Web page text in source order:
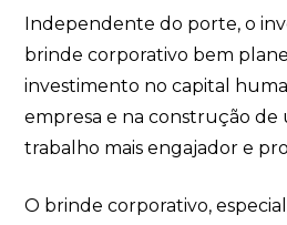
Independente do porte, o
brinde corporativo bem
investimento no capital
empresa e na construção de
trabalho mais engajador e
O brinde corporativo,